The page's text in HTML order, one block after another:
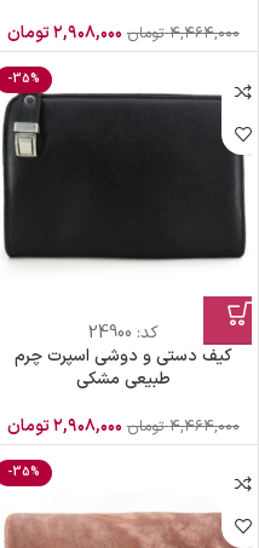
۴,۴۶۴,۰۰۰ تومان ۲,۹۰۸,۰۰۰تومان
-35%
کد: 24900
کیف دستی و دوشی اسپرت چرم
طبیعی مشکی
۴,۴۶۴,۰۰۰ تومان ۲,۹۰۸,۰۰۰تومان
-35%